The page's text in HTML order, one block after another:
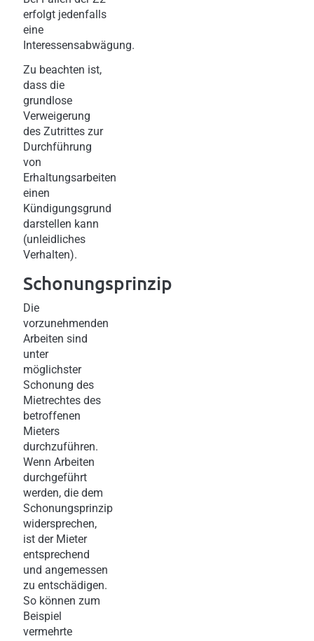
erfolgt jedenfalls
eine
Interessensabwägung.
Zu beachten ist,
dass die
grundlose
Verweigerung
des Zutrittes zur
Durchführung
von
Erhaltungsarbeiten
einen
Kündigungsgrund
darstellen kann
(unleidliches
Verhalten).
Schonungsprinzip
Die
vorzunehmenden
Arbeiten sind
unter
möglichster
Schonung des
Mietrechtes des
betroffenen
Mieters
durchzuführen.
Wenn Arbeiten
durchgeführt
werden, die dem
Schonungsprinzip
widersprechen,
ist der Mieter
entsprechend
und angemessen
zu entschädigen.
So können zum
Beispiel
vermehrte